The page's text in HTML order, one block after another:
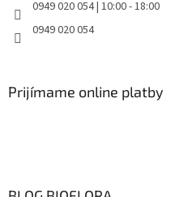
0949 020 054 | 10:00 - 18:00
0949 020 054
Prijímame online platby